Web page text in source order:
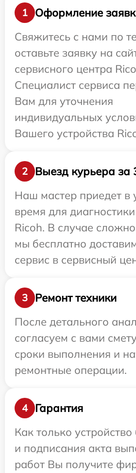
1
Оформление
Свяжитесь с нами по
оставьте заявку на
сервисного центра
Специалист сервиса
Вам для уточнения
индивидуальных
Вашего устройства
2
Выезд курьера за
Наш мастер приедет в
время для
Ricoh. В случае
мы бесплатно
сервис в сервисный
3
Ремонт техники
После детального
согласуем с вами
сроки выполнения и
ремонтные операции.
4
Гарантия
Как только устройство
и подписания акта
работ Вы получите